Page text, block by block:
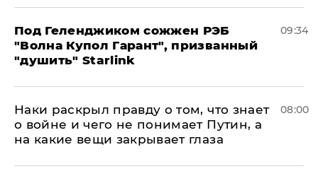
Под Геленджиком сожжен РЭБ
"Волна Купол Гарант", призванный
"душить" Starlink
09:34
Наки раскрыл правду о том, что знает
о войне и чего не понимает Путин, а
на какие вещи закрывает глаза
08:00